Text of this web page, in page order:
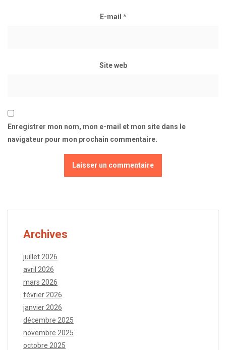
E-mail *
Site web
Enregistrer mon nom, mon e-mail et mon site dans le
navigateur pour mon prochain commentaire.
Archives
juillet 2026
avril 2026
mars 2026
février 2026
janvier 2026
décembre 2025
novembre 2025
octobre 2025